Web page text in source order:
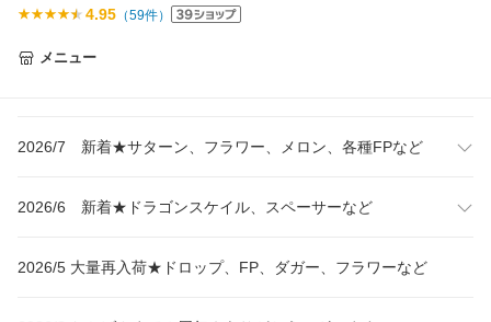
4.95 （59件）
メニュー
2026/7 新着★サターン、フラワー、メロン、各種FPなど
2026/6 新着★ドラゴンスケイル、スペーサーなど
2026/5 大量再入荷★ドロップ、FP、ダガー、フラワーなど